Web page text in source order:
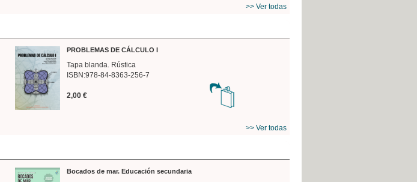
>> Ver todas
PROBLEMAS DE CÁLCULO I
Tapa blanda. Rústica
ISBN:978-84-8363-256-7
2,00 €
>> Ver todas
Bocados de mar. Educación secundaria